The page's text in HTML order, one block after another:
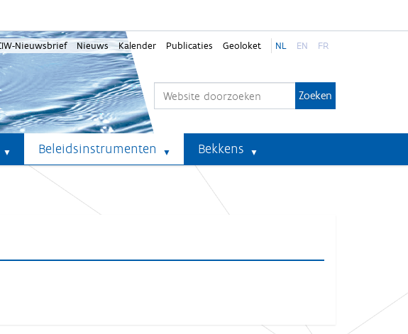
Nieuwsbrief Nieuws Kalender Publicaties Geoloket NL EN FR
Beleidsinstrumenten Bekkens